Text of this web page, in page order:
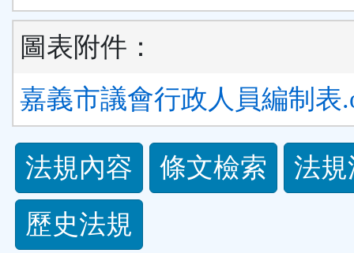
圖表附件：
嘉義市議會行政人員編制表
法
規
功
法規內容 條文檢索
法
歷史法規